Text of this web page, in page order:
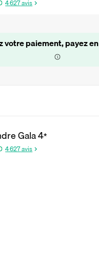
4 627avis
votre paiement, payez en
Gala4*
4 627avis